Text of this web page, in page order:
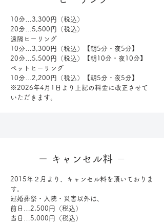
10分…3,300円（税込）
20分…5,500円（税込）
遠隔ヒーリング
10分…3,300円（税込）【朝5分・夜5分】
​20分…5,500円（税込）【朝10分・夜10分】
ペットヒーリング
10分…2,200円（税込）【朝5分・夜5分】
※2026年4月1日より上記の料金に改正させて
いただきます。
​ー キャンセル料 －
2015年２月より、キャンセル料を頂いておりま
す。
冠婚葬祭・入院・災害以外は、
前日…2,500円 （税込）
当日…5,000円 （税込）